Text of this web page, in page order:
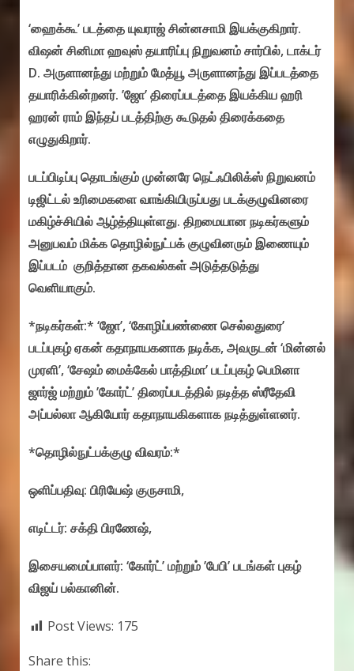
‘ஹைக்கூ’ படத்தை யுவராஜ் சின்னசாமி இயக்குகிறார்.
விஷன் சினிமா ஹவுஸ் தயாரிப்பு நிறுவனம் சார்பில், டாக்டர்
D. அருளானந்து மற்றும் மேத்யூ அருளானந்து இப்படத்தை
தயாரிக்கின்றனர். ’ஜோ’ திரைப்படத்தை இயக்கிய ஹரி
ஹரன் ராம் இந்தப் படத்திற்கு கூடுதல் திரைக்கதை
எழுதுகிறார்.
படப்பிடிப்பு தொடங்கும் முன்னரே நெட்ஃபிலிக்ஸ் நிறுவனம்
டிஜிட்டல் உரிமைகளை வாங்கியிருப்பது படக்குழுவினரை
மகிழ்ச்சியில் ஆழ்த்தியுள்ளது. திறமையான நடிகர்களும்
அனுபவம் மிக்க தொழில்நுட்பக் குழுவினரும் இணையும்
இப்படம் குறித்தான தகவல்கள் அடுத்தடுத்து
வெளியாகும்.
*நடிகர்கள்:* ‘ஜோ’, ‘கோழிப்பண்ணை செல்லதுரை’
படப்புகழ் ஏகன் கதாநாயகனாக நடிக்க, அவருடன் ‘மின்னல்
முரளி’, ‘சேஷம் மைக்கேல் பாத்திமா’ படப்புகழ் பெமினா
ஜார்ஜ் மற்றும் ’கோர்ட்’ திரைப்படத்தில் நடித்த ஸ்ரீதேவி
அப்பல்லா ஆகியோர் கதாநாயகிகளாக நடித்துள்ளனர்.
*தொழில்நுட்பக்குழு விவரம்:*
ஒளிப்பதிவு: பிரியேஷ் குருசாமி,
எடிட்டர்: சக்தி பிரணேஷ்,
இசையமைப்பாளர்: ‘கோர்ட்’ மற்றும் ’பேபி’ படங்கள் புகழ்
விஜய் பல்கானின்.
Post Views: 175
Share this: